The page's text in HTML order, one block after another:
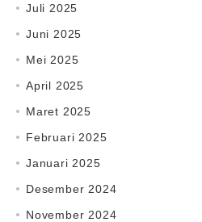
Juli 2025
Juni 2025
Mei 2025
April 2025
Maret 2025
Februari 2025
Januari 2025
Desember 2024
November 2024